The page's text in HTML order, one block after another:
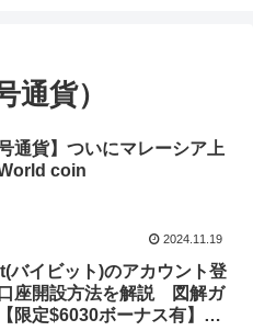
通貨）
号通貨】ついにマレーシア上
coin
2024.11.19
バイビット)のアカウント登
座開設方法を解説 図解ガ
限定$6030ボーナス有】